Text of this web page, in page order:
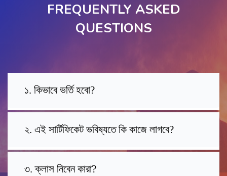
FREQUENTLY ASKED
QUESTIONS
১. কিভাবে ভর্তি হবো?
২. এই সার্টিফিকেট ভবিষ্যতে কি কাজে লাগবে?
৩. ক্লাস নিবেন কারা?